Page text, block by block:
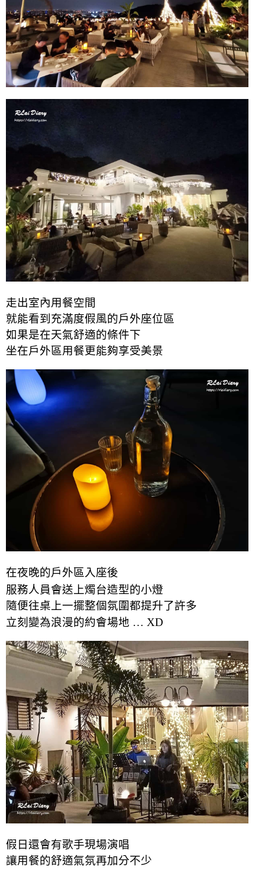
走出室內用餐空間
就能看到充滿度假風的戶外座位區
如果是在天氣舒適的條件下
坐在戶外區用餐更能夠享受美景
在夜晚的戶外區入座後
服務人員會送上燭台造型的小燈
隨便往桌上一擺整個氛圍都提升了許多
立刻變為浪漫的約會場地 … XD
假日還會有歌手現場演唱
讓用餐的舒適氣氛再加分不少